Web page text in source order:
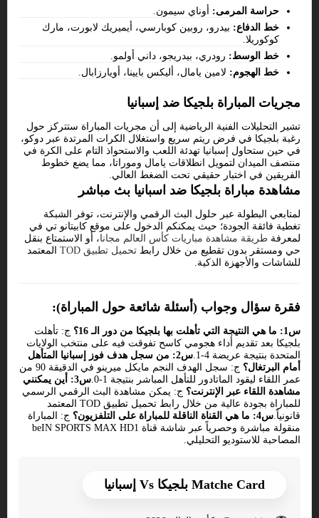
حراسة المرمى: أوناي سيمون.
خط الدفاع: بيدرو، روبين كوبارسي، أيميريك لابورت، مارك
كوكوريلا.
خط الوسط: رودري، بيدريجو، داني أولمو.
خط الهجوم: لامين يامال، أليكس بايينا، أويارزابال.
مجريات المباراة بلجيكا ضد إسبانيا
تشير التحليلات الفنية الرياضية إلى أن مجريات المباراة ستتركز حول
رغبة بلجيكا في فرض ريتم سريع واستغلال الكرات المرتدة عبر دوكو،
في حين ستحاول إسبانيا تهدئة اللعب والاستحواذ التام على الكرة في
منتصف الميدان لتمويل انطلاقات يامال وموراتا، مما يضع خطوط
الفريقين في اختبار حقيقي تحت الضغط العالي.
مشاهدة مباراة بلجيكا ضد اسبانيا بث مباشر
لمتابعي البطولة عبر حلول البث الرقمي والإنترنت، توفر الشبكة
تغطية فائقة الجودة؛ حيث يمكنكم الدخول على موقع كابيتانو تي في
لمعرفة طريقة مشاهدة مباريات كأس العالم مجانا، أو الاستمتاع بنقل
حي ومستقر بدون تقطيع من خلال رابط تحميل تطبيق TOD
المعتمد
للشاشات والأجهزة الذكية.
فقرة سؤال وجواب (أسئلة شائعة حول المباراة):
س1: ما هي النتيجة التي تأهلت بها بلجيكا من دور الـ 16؟
ج: تأهلت
بلجيكا بعد تقديم أداء هجومي كاسح تفوقت فيه على منتخب الولايات
المتحدة بنتيجة عريضة 4-1.
س2: من سجل هدف فوز إسبانيا المتأهل
أمام البرتغال؟
ج: سجل الهدف النجم مايكل ميرينو في الدقيقة 90 من
عمر اللقاء ليقود الماتادور للتأهل المباشر بنتيجة 1-0.
س3: أين يمكنني
مشاهدة اللقاء عبر الإنترنت؟ ج: يمكن مشاهدة البث الرقمي الرسمي
للمباراة بجودة عالية من خلال رابط تحميل تطبيق TOD المعتمد
قانونياً.س4: ما هي القناة الناقلة للمباراة على التلفزيون؟
ج: المباراة
منقولة مباشرة وحصرياً عبر شاشة قناة beIN SPORTS MAX HD1
المصاحبة للاستوديو التحليلي.
Matche Card بلجيكا Vs إسبانيا